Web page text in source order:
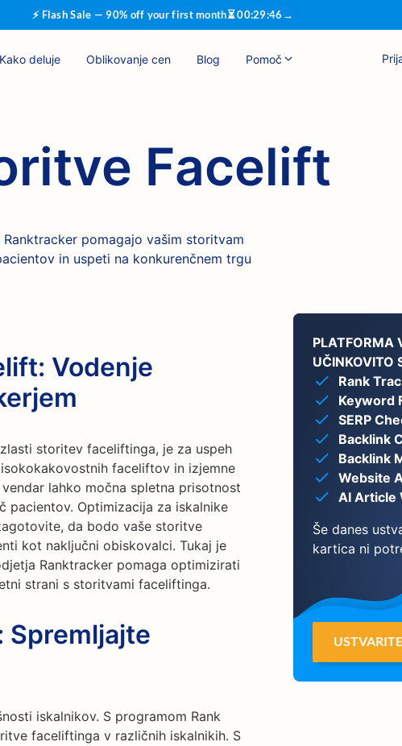
⚡ Flash Sale — 90% off your first month⏳00:29:45 →
Kako deluje Oblikovanje cen Blog Pomoč
Facelift
pomagajo vašim storitvam
in uspeti na konkurenčnem trgu
Vodenje
storitev faceliftinga, je za uspeh
faceliftov in izjemne
lahko močna spletna prisotnost
pacientov. Optimizacija za iskalnike
da bodo vaše storitve
kot naključni obiskovalci. Tukaj je
Ranktracker pomaga optimizirati
strani s storitvami faceliftinga.
Spremljajte
iskalnikov. S programom Rank
faceliftinga v različnih iskalnikih. S
PLATFORMA
UČINKOVITO
Rank
Keyword
SERP
Backlink
Backlink
Website
AI Article
Še danes
kartica ni